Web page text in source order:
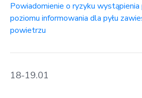
Powiadomienie o ryzyku wystąpienia
poziomu informowania dla pyłu
powietrzu
18-19.01